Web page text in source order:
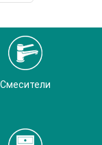
Смесители